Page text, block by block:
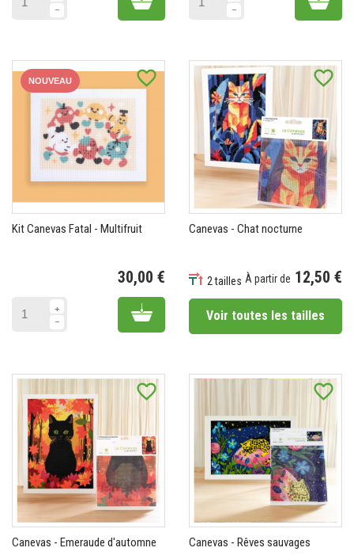
favorite_border
NOUVEAU
Kit Canevas Fatal - Multifruit
30,00 €
Add to cart
favorite_border
Canevas - Chat nocturne
2 tailles À partir de 12,50 €
Voir toutes les tailles
favorite_border
Canevas - Emeraude d'automne
favorite_border
Canevas - Rêves sauvages